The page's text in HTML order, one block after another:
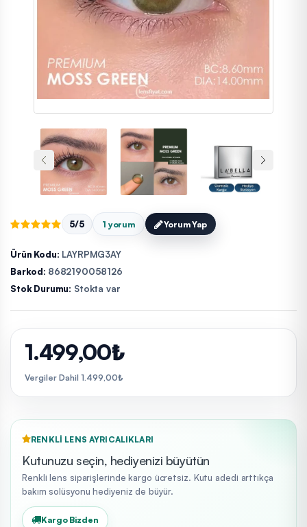
5/5 1 yorum Yorum Yap
Ürün Kodu: LAYRPMG3AY
Barkod: 8682190058126
Stok Durumu: Stokta var
1.499,00₺
Vergiler Dahil 1.499,00₺
RENKLI LENS AYRICALIKLARI
Kutunuzu seçin, hediyenizi büyütün
Renkli lens siparişlerinde kargo ücretsiz. Kutu adedi arttıkça
bakım solüsyonu hediyeniz de büyür.
Kargo Bizden